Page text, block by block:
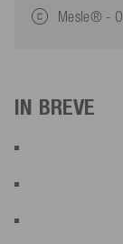
Mesle® -
IN BREVE